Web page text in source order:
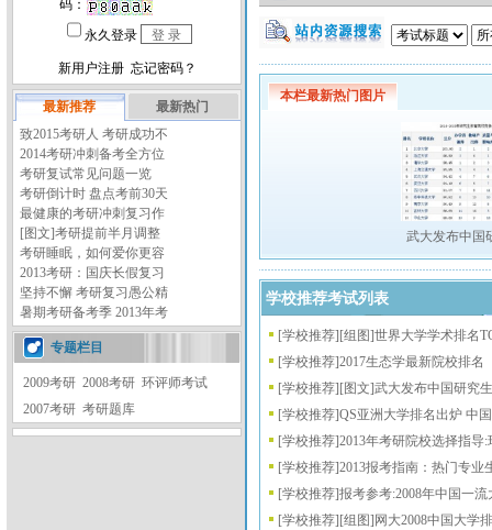
最新推荐
最新热门
致2015考研人 考研成功不
2014考研冲刺备考全方位
考研复试常见问题一览
考研倒计时 盘点考前30天
最健康的考研冲刺复习作
[图文]考研提前半月调整
考研睡眠，如何爱你更容
2013考研：国庆长假复习
坚持不懈 考研复习愚公精
暑期考研备考季 2013年考
专题栏目
2009考研 2008考研 环评师考试
2007考研 考研题库
本栏最新热门图片
武大发布中国
学校推荐考试列表
[学校推荐] [组图]世界大学学术排名
[学校推荐]2017生态学最新院校排名
[学校推荐] [图文]武大发布中国研究
[学校推荐]QS亚洲大学排名出炉 中
[学校推荐]2013年考研院校选择指导
[学校推荐]2013报考指南：热门专业
[学校推荐]报考参考:2008年中国一
[学校推荐] [组图] 网大2008中国大学